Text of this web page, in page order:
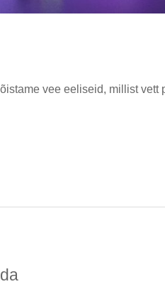
vee eeliseid, millist vett